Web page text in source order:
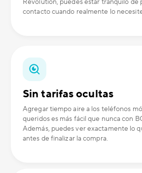
Revolution, puedes estar tranquilo de
contacto cuando realmente lo
Sin tarifas ocultas
Agregar tiempo aire a los teléfonos
queridos es más fácil que nunca con
Además, puedes ver exactamente lo
antes de finalizar la compra.